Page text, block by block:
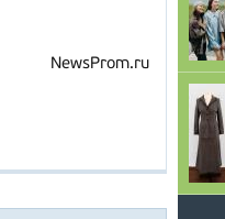
NewsProm.ru